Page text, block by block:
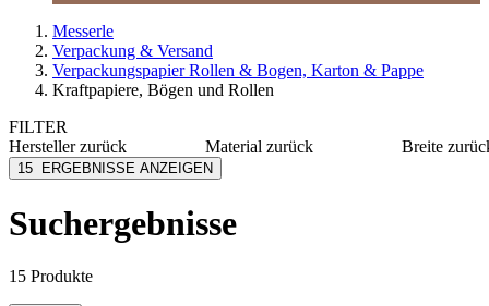
Messerle
Verpackung & Versand
Verpackungspapier Rollen & Bogen, Karton & Pappe
Kraftpapiere, Bögen und Rollen
FILTER
Herstellerzurück
EU-RO
Soennecken
Stewo
Material zurück
Breite
15 ERGEBNISSE ANZEIGEN
Suchergebnisse
15 Produkte